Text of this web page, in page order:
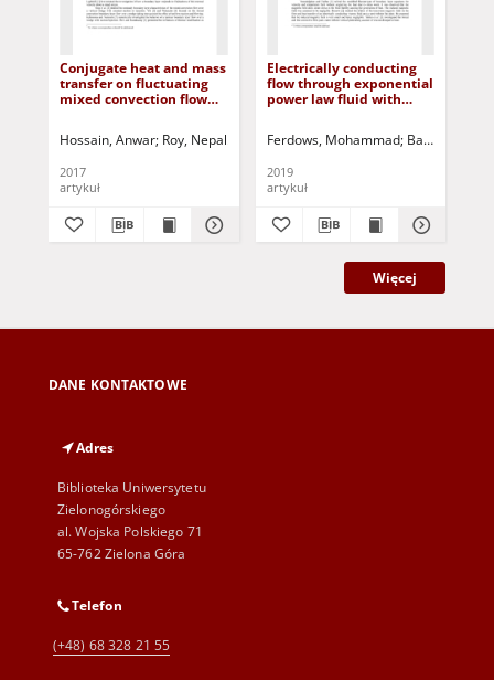
Conjugate heat and mass
transfer on fluctuating
mixed convection flow
Hossain, Anwar Roy, Nepal Firoza, M.N. Jurczak, Paweł - red.
2017
artykuł
Electrically conducting
flow through exponential
power law fluid with
Ferdows, Mohammad Bangalee,
2019
artykuł
Więcej
DANE KONTAKTOWE
Adres
Biblioteka Uniwersytetu
Zielonogórskiego
al. Wojska Polskiego 71
65-762 Zielona Góra
Telefon
(+48) 68 328 21 55